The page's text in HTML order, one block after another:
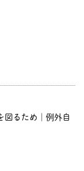
図るため｜例外自